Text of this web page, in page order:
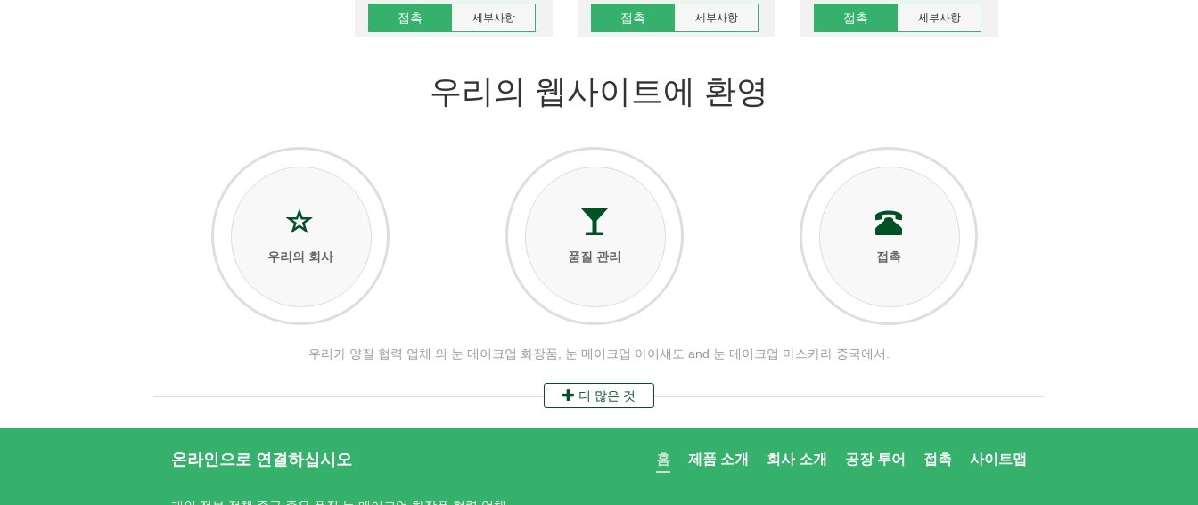
접촉 세부사항 접촉 세부사항 접촉 세부사항
우리의 웹사이트에 환영
우리의 회사 품질 관리 접촉
우리가 양질 협력 업체 의 눈 메이크업 화장품, 눈 메이크업 아이섀도 and 눈 메이크업 마스카라 중국에서.
더 많은 것
온라인으로 연결하십시오 사이트맵
접촉
공장 투어
회사 소개
제품 소개
홈